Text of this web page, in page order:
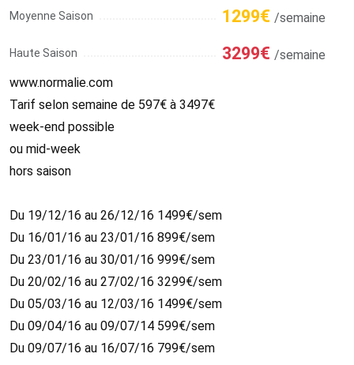
Moyenne Saison 1299€ /semaine
Haute Saison 3299€ /semaine
www.normalie.com
Tarif selon semaine de 597€ à 3497€
week-end possible
ou mid-week
hors saison
Du 19/12/16 au 26/12/16 1499€/sem
Du 16/01/16 au 23/01/16 899€/sem
Du 23/01/16 au 30/01/16 999€/sem
Du 20/02/16 au 27/02/16 3299€/sem
Du 05/03/16 au 12/03/16 1499€/sem
Du 09/04/16 au 09/07/14 599€/sem
Du 09/07/16 au 16/07/16 799€/sem